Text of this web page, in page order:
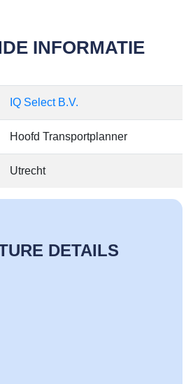
INFORMATIE
IQ Select B.V.
Hoofd Transportplanner
Utrecht
DETAILS